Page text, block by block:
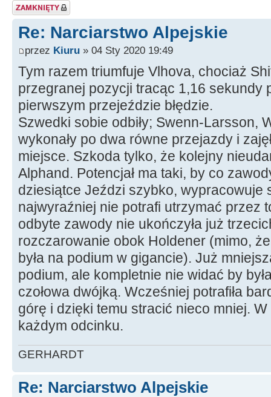
Zablokowany temat
Re: Narciarstwo Alpejskie
przez Kiuru » 04 Sty 2020 19:49
Tym razem triumfuje Vlhova, chociaż
przegranej pozycji tracąc 1,16 sekundy
pierwszym przejeździe błędzie.
Szwedki sobie odbiły; Swenn-Larsson,
wykonały po dwa równe przejazdy i
miejsce. Szkoda tylko, że kolejny
Alphand. Potencjał ma taki, by co
dziesiątce Jeździ szybko, wypracowuje
najwyraźniej nie potrafi utrzymać przez
odbyte zawody nie ukończyła już
rozczarowanie obok Holdener (mimo,
była na podium w gigancie). Już
podium, ale kompletnie nie widać by
czołowa dwójką. Wcześniej potrafiła
górę i dzięki temu stracić nieco mniej.
każdym odcinku.
GERHARDT
Re: Narciarstwo Alpejskie